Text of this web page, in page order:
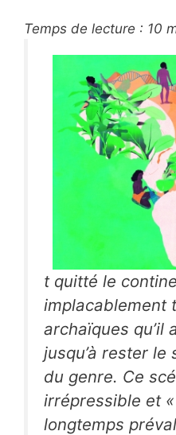
Temps de lecture : 10
t quitté le
implacablement
archaïques qu’il
jusqu’à rester
du genre. Ce
irrépressible et
longtemps